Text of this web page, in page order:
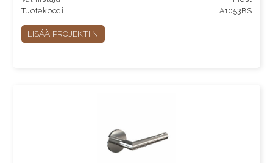
Tuotekoodi:
A1053BS
LISÄÄ PROJEKTIIN